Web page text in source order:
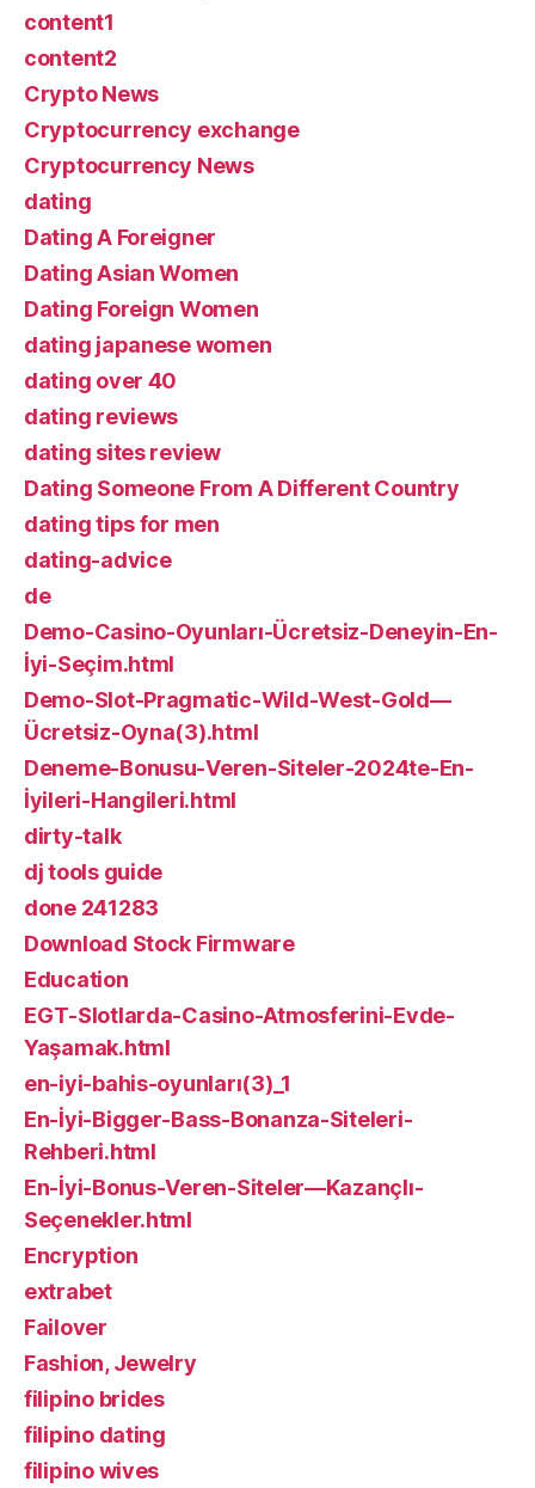
content1
content2
Crypto News
Cryptocurrency exchange
Cryptocurrency News
dating
Dating A Foreigner
Dating Asian Women
Dating Foreign Women
dating japanese women
dating over 40
dating reviews
dating sites review
Dating Someone From A Different Country
dating tips for men
dating-advice
de
Demo-Casino-Oyunları-Ücretsiz-Deneyin-En-
İyi-Seçim.html
Demo-Slot-Pragmatic-Wild-West-Gold—
Ücretsiz-Oyna(3).html
Deneme-Bonusu-Veren-Siteler-2024te-En-
İyileri-Hangileri.html
dirty-talk
dj tools guide
done 241283
Download Stock Firmware
Education
EGT-Slotlarda-Casino-Atmosferini-Evde-
Yaşamak.html
en-iyi-bahis-oyunları(3)_1
En-İyi-Bigger-Bass-Bonanza-Siteleri-
Rehberi.html
En-İyi-Bonus-Veren-Siteler—Kazançlı-
Seçenekler.html
Encryption
extrabet
Failover
Fashion, Jewelry
filipino brides
filipino dating
filipino wives